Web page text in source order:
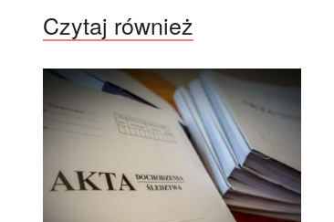
Czytaj również